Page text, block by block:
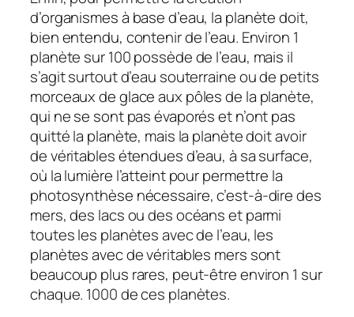
d’organismes à base d’eau, la planète doit,
bien entendu, contenir de l’eau. Environ 1
planète sur 100 possède de l’eau, mais il
s’agit surtout d’eau souterraine ou de petits
morceaux de glace aux pôles de la planète,
qui ne se sont pas évaporés et n’ont pas
quitté la planète, mais la planète doit avoir
de véritables étendues d’eau, à sa surface,
où la lumière l’atteint pour permettre la
photosynthèse nécessaire, c’est-à-dire des
mers, des lacs ou des océans et parmi
toutes les planètes avec de l’eau, les
planètes avec de véritables mers sont
beaucoup plus rares, peut-être environ 1 sur
chaque. 1000 de ces planètes.